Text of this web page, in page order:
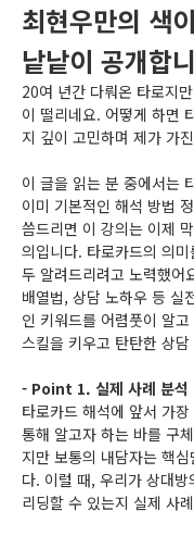
최현우만의 색
낱낱이 공개합
20여 년간 다뤄온 타로지
이 떨리네요. 어떻게 하면
지 깊이 고민하며 제가 가
이 글을 읽는 분 중에서는
이미 기본적인 해석 방법
씀드리면 이 강의는 이제
의입니다. 타로카드의 의
두 알려드리려고 노력했
배열법, 상담 노하우 등 실
인 키워드를 어렴풋이 알
스킬을 키우고 탄탄한 상
- Point 1. 실제 사례 분석
타로카드 해석에 앞서 가
통해 알고자 하는 바를 구
지만 보통의 내담자는 핵
다. 이럴 때, 우리가 상대
리딩할 수 있는지 실제 사